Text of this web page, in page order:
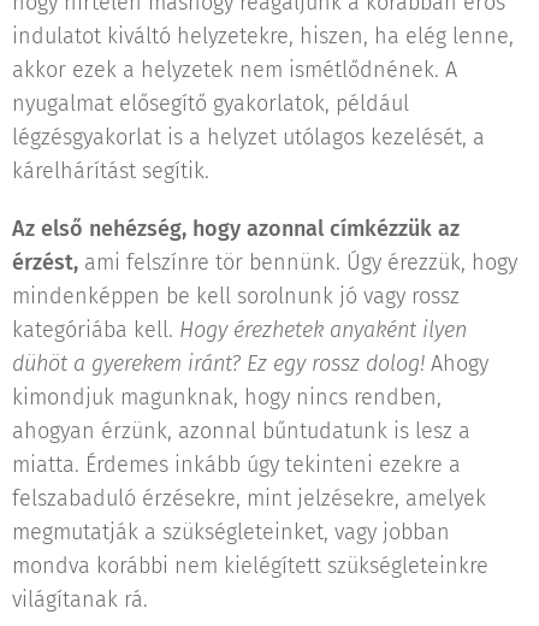
indulatot kiváltó helyzetekre, hiszen, ha elég lenne,
akkor ezek a helyzetek nem ismétlődnének. A
nyugalmat elősegítő gyakorlatok, például
légzésgyakorlat is a helyzet utólagos kezelését, a
kárelhárítást segítik.
Az első nehézség, hogy azonnal címkézzük az
érzést, ami felszínre tör bennünk. Úgy érezzük, hogy
mindenképpen be kell sorolnunk jó vagy rossz
kategóriába kell. Hogy érezhetek anyaként ilyen
dühöt a gyerekem iránt? Ez egy rossz dolog! Ahogy
kimondjuk magunknak, hogy nincs rendben,
ahogyan érzünk, azonnal bűntudatunk is lesz a
miatta. Érdemes inkább úgy tekinteni ezekre a
felszabaduló érzésekre, mint jelzésekre, amelyek
megmutatják a szükségleteinket, vagy jobban
mondva korábbi nem kielégített szükségleteinkre
világítanak rá.